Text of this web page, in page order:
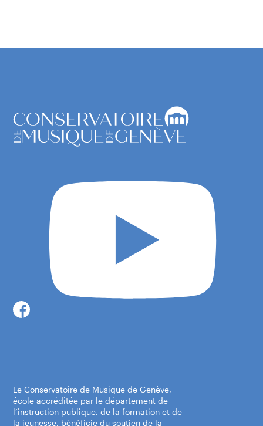
Le Conservatoire de Musique de Genève,
école accréditée par le département de
l’instruction publique, de la formation et de
la jeunesse, bénéficie du soutien de la